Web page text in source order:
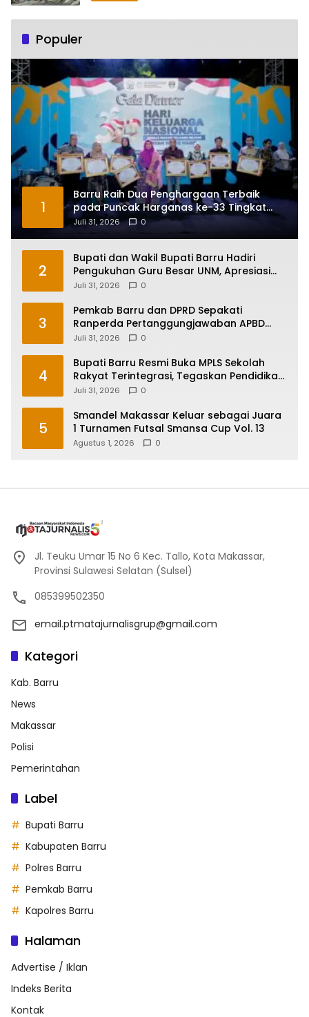
Populer
1
Barru Raih Dua Penghargaan Terbaik
pada Puncak Harganas ke-33 Tingkat
Sulawesi Selatan
Juli 31, 2026 0
2
Bupati dan Wakil Bupati Barru Hadiri
Pengukuhan Guru Besar UNM, Apresiasi
Capaian Prof. Kamaruddin Hasan
Juli 31, 2026 0
3
Pemkab Barru dan DPRD Sepakati
Ranperda Pertanggungjawaban APBD
2025, Perkuat Komitmen Tata Kelola dan
Juli 31, 2026 0
4
Bupati Barru Resmi Buka MPLS Sekolah
Rakyat Terintegrasi, Tegaskan Pendidikan
Kunci Masa Depan Generasi
Juli 31, 2026 0
5
Smandel Makassar Keluar sebagai Juara
1 Turnamen Futsal Smansa Cup Vol. 13
Agustus 1, 2026 0
Jl. Teuku Umar 15 No 6 Kec. Tallo, Kota Makassar,
Provinsi Sulawesi Selatan (Sulsel)
085399502350
email.ptmatajurnalisgrup@gmail.com
Kategori
Kab. Barru
News
Makassar
Polisi
Pemerintahan
Label
Bupati Barru
Kabupaten Barru
Polres Barru
Pemkab Barru
Kapolres Barru
Halaman
Advertise / Iklan
Indeks Berita
Kontak